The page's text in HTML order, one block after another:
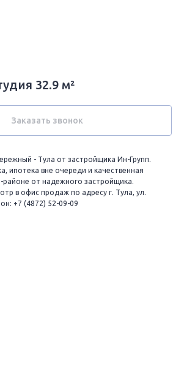
32.9 м²
Заказать звонок
- Тула от застройщика Ин-Групп.
ипотека вне очереди и качественная
районе от надежного застройщика.
в офис продаж по адресу г. Тула, ул.
+7 (4872) 52-09-09